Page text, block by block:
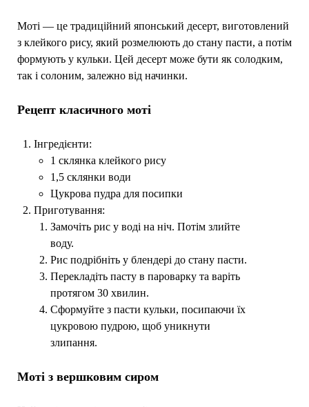
Моті — це традиційний японський десерт, виготовлений
з клейкого рису, який розмелюють до стану пасти, а потім
формують у кульки. Цей десерт може бути як солодким,
так і солоним, залежно від начинки.
Рецепт класичного моті
Інгредієнти:
1 склянка клейкого рису
1,5 склянки води
Цукрова пудра для посипки
Приготування:
Замочіть рис у воді на ніч. Потім злийте
воду.
Рис подрібніть у блендері до стану пасти.
Перекладіть пасту в пароварку та варіть
протягом 30 хвилин.
Сформуйте з пасти кульки, посипаючи їх
цукровою пудрою, щоб уникнути
злипання.
Моті з вершковим сиром